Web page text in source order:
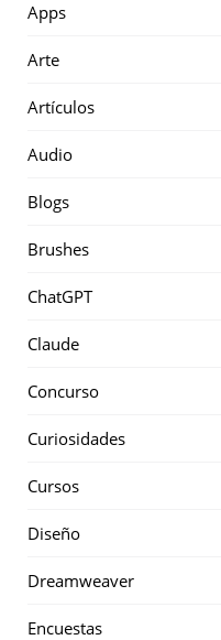
Apps
Arte
Artículos
Audio
Blogs
Brushes
ChatGPT
Claude
Concurso
Curiosidades
Cursos
Diseño
Dreamweaver
Encuestas